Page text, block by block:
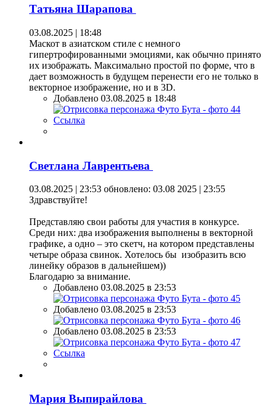
Татьяна Шарапова
03.08.2025 | 18:48
Маскот в азиатском стиле с немного
гипертрофированными эмоциями, как обычно принято
их изображать. Максимально простой по форме, что в
дает возможность в будущем перенести его не только в
векторное изображение, но и в 3D.
Добавлено 03.08.2025 в 18:48
Ссылка
Светлана Лаврентьева
03.08.2025 | 23:53 обновлено: 03.08 2025 | 23:55
Здравствуйте!
Представляю свои работы для участия в конкурсе.
Среди них: два изображения выполнены в векторной
графике, а одно – это скетч, на котором представлены
четыре образа свинок. Хотелось бы изобразить всю
линейку образов в дальнейшем))
Благодарю за внимание.
Добавлено 03.08.2025 в 23:53
Добавлено 03.08.2025 в 23:53
Добавлено 03.08.2025 в 23:53
Ссылка
Мария Выпирайлова